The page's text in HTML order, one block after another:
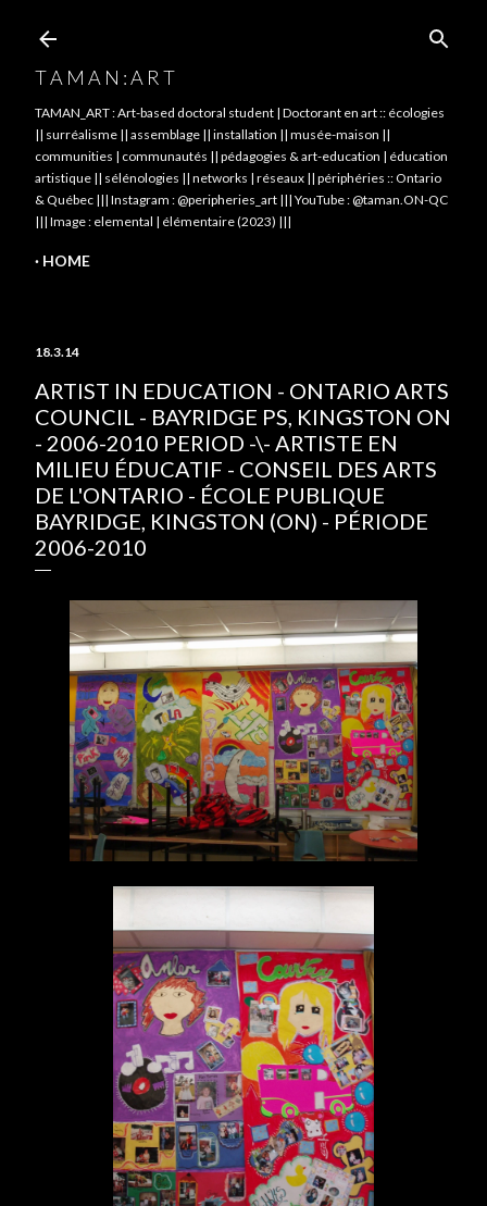
T A M A N : A R T
TAMAN_ART : Art-based doctoral student | Doctorant en art :: écologies
|| surréalisme || assemblage || installation || musée-maison ||
communities | communautés || pédagogies & art-education | éducation
artistique || sélénologies || networks | réseaux || périphéries :: Ontario
& Québec ||| Instagram : @peripheries_art ||| YouTube : @taman.ON-QC
||| Image : elemental | élémentaire (2023) |||
HOME
18.3.14
ARTIST IN EDUCATION - ONTARIO ARTS
COUNCIL - BAYRIDGE PS, KINGSTON ON
- 2006-2010 PERIOD -\- ARTISTE EN
MILIEU ÉDUCATIF - CONSEIL DES ARTS
DE L'ONTARIO - ÉCOLE PUBLIQUE
BAYRIDGE, KINGSTON (ON) - PÉRIODE
2006-2010